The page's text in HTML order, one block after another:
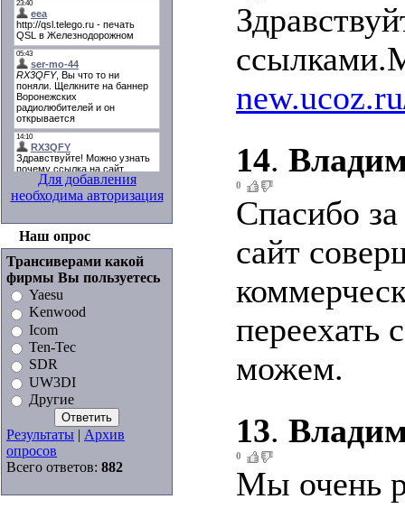
Для добавления
необходима авторизация
Наш опрос
Трансиверами какой
фирмы Вы пользуетесь
Yaesu
Kenwood
Icom
Ten-Tec
SDR
UW3DI
Другие
Результаты | Архив
опросов
Всего ответов: 882
14.
0
Спасибо
сайт
переехать
можем.
13.
0
Мы очень